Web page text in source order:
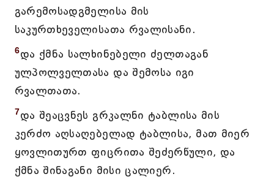
გარემოსადგმელისა მის
საკურთხეველისათა რვალისანი.
6და ქმნა სალხინებელი ძელთაგან
ულპოლველთასა და შემოსა იგი
რვალთათა.
7და შეაცვნეს გრკალნი ტაბლისა მის
კერძო აღსაღებელად ტაბლისა, მათ მიერ
ყოვლითურთ ფიცრითა შეძერწული, და
ქმნა შინაგანი მისი ცალიერ.